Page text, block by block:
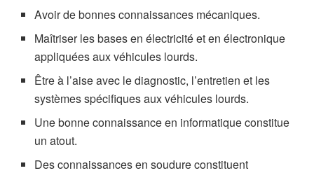
Avoir de bonnes connaissances mécaniques.
Maîtriser les bases en électricité et en électronique
appliquées aux véhicules lourds.
Être à l’aise avec le diagnostic, l’entretien et les
systèmes spécifiques aux véhicules lourds.
Une bonne connaissance en informatique constitue
un atout.
Des connaissances en soudure constituent